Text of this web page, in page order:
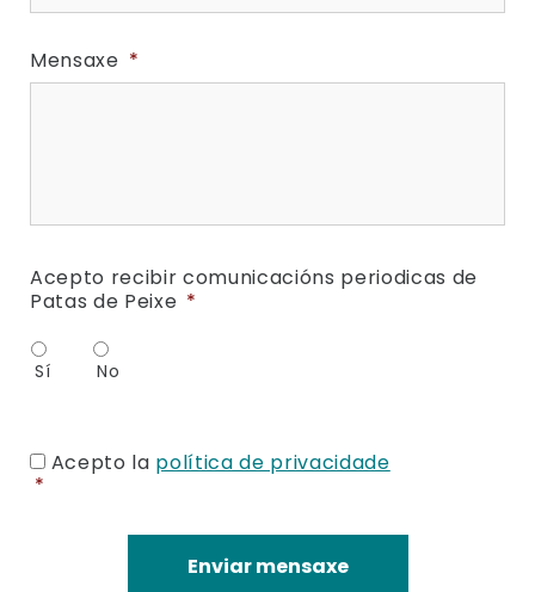
Mensaxe *
Acepto recibir comunicacións periodicas de
Patas de Peixe *
Sí No
Consent *
Acepto la política de privacidade
*